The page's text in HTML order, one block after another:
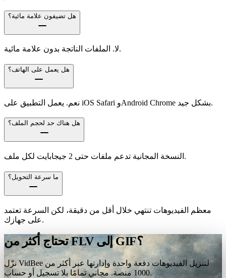
هل تضيفون علامة مائية؟
لا. الملفات الناتجة بدون علامة مائية.
هل يعمل على الهاتف؟
نعم. يعمل التطبيق على iOS Safari وAndroid Chrome بشكل جيد.
هل هناك حد لحجم الملف؟
النسخة المجانية تدعم ملفات حتى 2 جيجابايت لكل ملف.
ما سرعة التحويل؟
معظم الفيديوهات تنتهي خلال أقل من دقيقة، لكن السرعة تعتمد
على جهازك.
تحتاج أكثر من FLV إلى GIF؟
نزّل VidBee لتنزيل الفيديوهات دفعة واحدة وإدارتها عبر أكثر من
1000 منصة. مجاني تمامًا بلا تسجيل أو حساب.